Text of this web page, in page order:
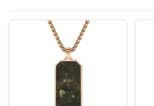
углеродных волокон